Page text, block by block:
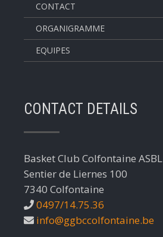
CONTACT
ORGANIGRAMME
EQUIPES
CONTACT DETAILS
Basket Club Colfontaine ASBL
Sentier de Liernes 100
7340 Colfontaine
0497/14.75.36
info@ggbccolfontaine.be